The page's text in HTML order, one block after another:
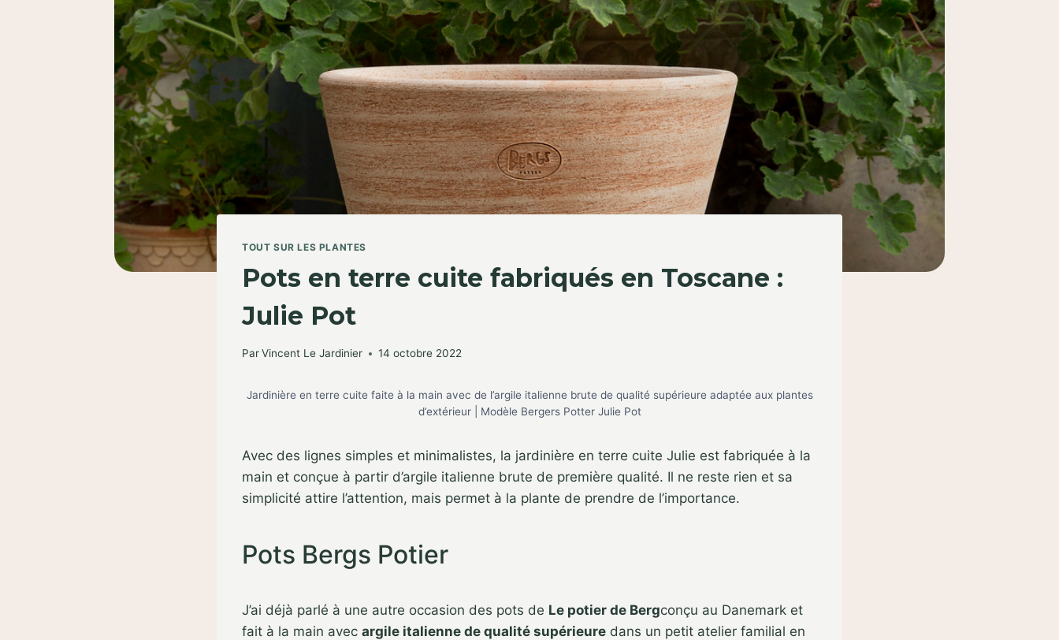
TOUT SUR LES PLANTES
Pots en terre cuite fabriqués en Toscane :
Julie Pot
ParVincent Le Jardinier 14 octobre 2022
Jardinière en terre cuite faite à la main avec de l’argile italienne brute de qualité supérieure adaptée aux plantes
d’extérieur | Modèle Bergers Potter Julie Pot
Avec des lignes simples et minimalistes, la jardinière en terre cuite Julie est fabriquée à la
main et conçue à partir d’argile italienne brute de première qualité. Il ne reste rien et sa
simplicité attire l’attention, mais permet à la plante de prendre de l’importance.
Pots Bergs Potier
J’ai déjà parlé à une autre occasion des pots de Le potier de Bergconçu au Danemark et
fait à la main avec argile italienne de qualité supérieure dans un petit atelier familial en